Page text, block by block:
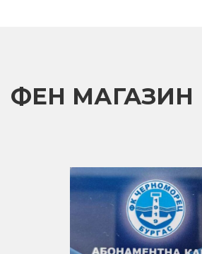
ФЕН МАГАЗИН